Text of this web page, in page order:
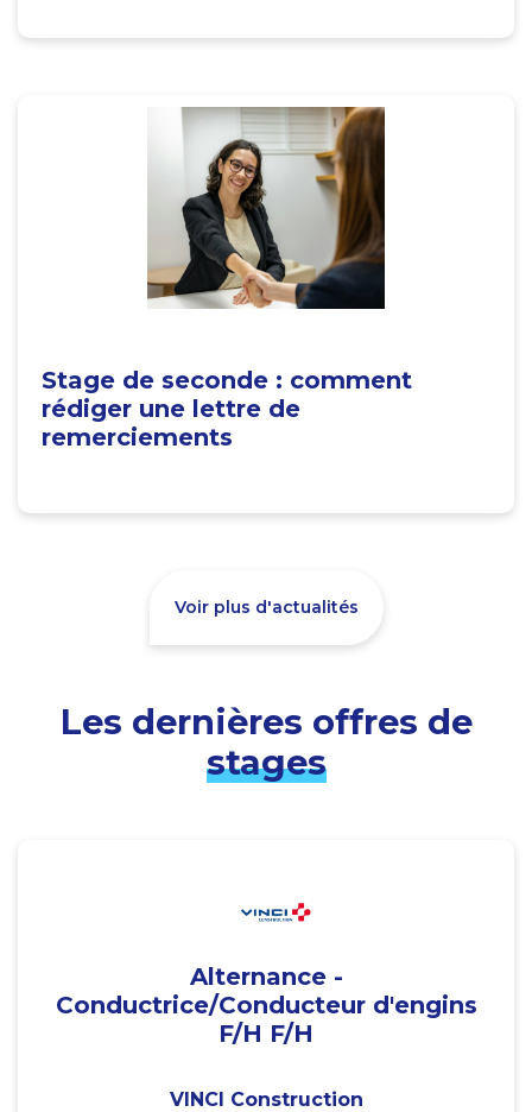
Stage de seconde : comment
rédiger une lettre de
remerciements
Voir plus d'actualités
Les dernières offres de
stages
Alternance -
Conductrice/Conducteur d'engins
F/H F/H
VINCI Construction